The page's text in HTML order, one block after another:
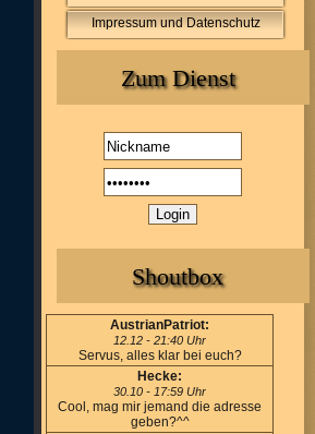
Impressum und Datenschutz
Zum Dienst
Shoutbox
AustrianPatriot:
12.12 - 21:40 Uhr
Servus, alles klar bei euch?
Hecke:
30.10 - 17:59 Uhr
Cool, mag mir jemand die adresse
geben?^^